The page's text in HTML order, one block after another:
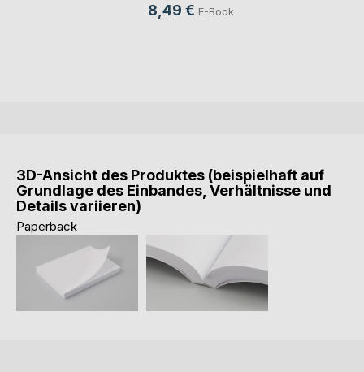
8,49 € E-Book
3D-Ansicht des Produktes (beispielhaft auf
Grundlage des Einbandes, Verhältnisse und
Details variieren)
Paperback